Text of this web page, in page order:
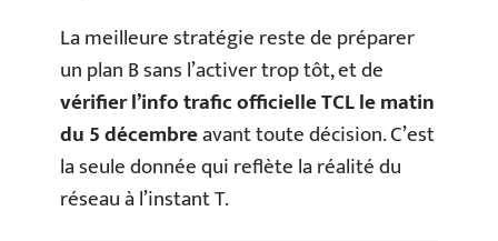
La meilleure stratégie reste de préparer
un plan B sans l’activer trop tôt, et de
vérifier l’info trafic officielle TCL le matin
du 5 décembreavant toute décision. C’est
la seule donnée qui reflète la réalité du
réseau à l’instant T.